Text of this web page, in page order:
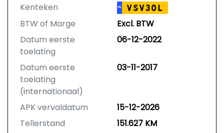
Kenteken NL VSV30L
BTW of Marge
Excl. BTW
Datum eerste
toelating
06-12-2022
Datum eerste
toelating
(internationaal)
03-11-2017
APK vervaldatum
15-12-2026
Tellerstand
151.627 KM